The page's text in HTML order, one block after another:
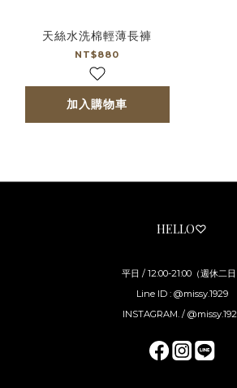
天絲水洗棉輕薄長褲
NT$880
加入購物車
HELLO♡
平日 / 12:00-21:00（週休二日
Line ID : @missy.1929
INSTAGRAM. /